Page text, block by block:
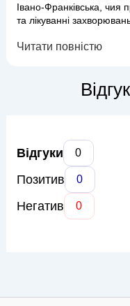
Івано-Франківська, чия
та лікуванні
болі, мігрені, порушення
особливу увагу
Читати повністю
Відгуки 0
Позитив 0
Негатив 0